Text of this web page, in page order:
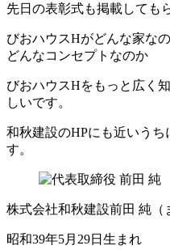
先日の表彰式も掲載しても
びおハウスHがどんな家な
どんなコンセプトなのか
びおハウスHをもっと広く
しいです。
和秋建設のHPにも近いうち
す。
株式会社和秋建設前田 純
昭和39年5月29日生まれ